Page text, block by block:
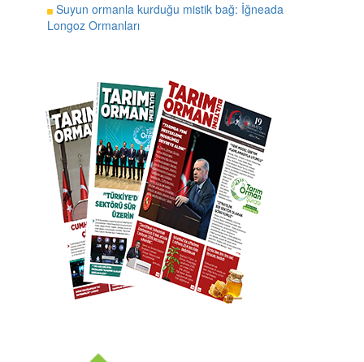
Suyun ormanla kurduğu mistik bağ: İğneada
Longoz Ormanları